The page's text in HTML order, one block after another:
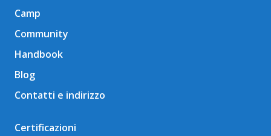
Camp
Community
Handbook
Blog
Contatti e indirizzo
Certificazioni